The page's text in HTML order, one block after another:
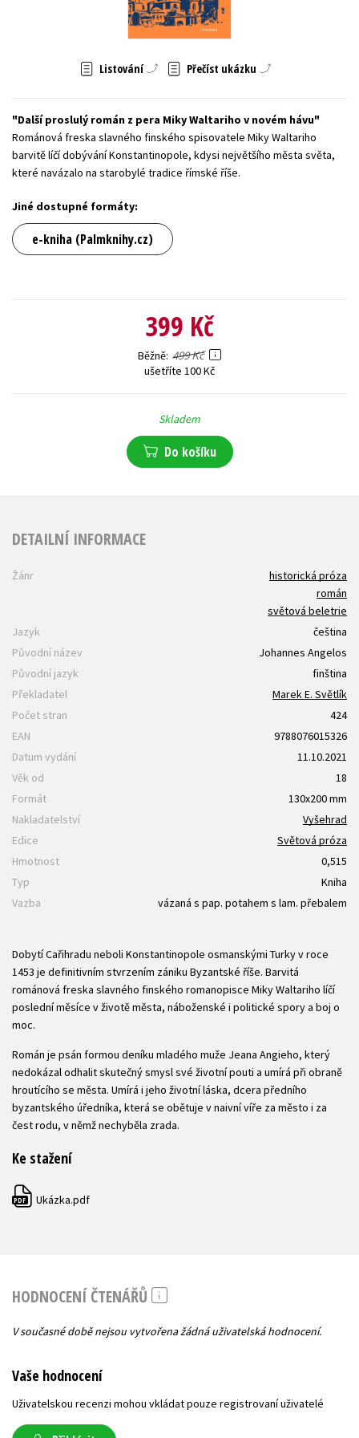
Zahraniční literatura
Všechny tituly
Listování Přečíst ukázku
Další proslulý román z pera Miky Waltariho v novém hávu
Románová freska slavného finského spisovatele Miky Waltariho
barvitě líčí dobývání Konstantinopole, kdysi největšího města světa,
které navázalo na starobylé tradice římské říše.
Jiné dostupné formáty:
e-kniha (Palmknihy.cz)
399 Kč
Běžně 499 Kč
ušetříte 100 Kč
Skladem
Do košíku
DETAILNÍ INFORMACE
Žánr
historická próza
román
světová beletrie
Jazyk
čeština
Původní název
Johannes Angelos
Původní jazyk
finština
Překladatel
Marek E. Světlík
Počet stran
424
EAN
9788076015326
Datum vydání
11.10.2021
Věk od
18
Formát
130x200 mm
Nakladatelství
Vyšehrad
Edice
Světová próza
Hmotnost
0,515
Typ
Kniha
Vazba
vázaná s pap. potahem s lam. přebalem
Dobytí Cařihradu neboli Konstantinopole osmanskými Turky v roce
1453 je definitivním stvrzením zániku Byzantské říše. Barvitá
románová freska slavného finského romanopisce Miky Waltariho líčí
poslední měsíce v životě města, náboženské i politické spory a boj o
moc.
Román je psán formou deníku mladého muže Jeana Angieho, který
nedokázal odhalit skutečný smysl své životní pouti a umírá při obraně
hroutícího se města. Umírá i jeho životní láska, dcera předního
byzantského úředníka, která se obětuje v naivní víře za město i za
čest rodu, v němž nechyběla zrada.
Ke stažení
PDF Ukázka.pdf
HODNOCENÍ ČTENÁŘŮ
V současné době nejsou vytvořena žádná uživatelská hodnocení.
Vaše hodnocení
Uživatelskou recenzi mohou vkládat pouze registrovaní uživatelé